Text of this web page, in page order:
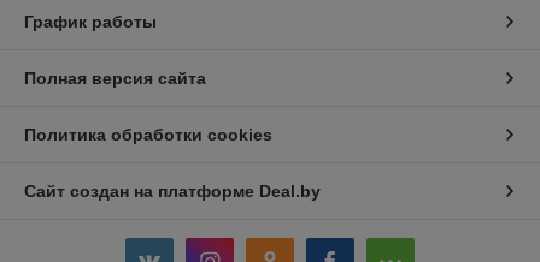
График работы
Полная версия сайта
Политика обработки cookies
Сайт создан на платформе Deal.by